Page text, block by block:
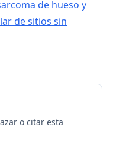
de hueso y
de sitios sin
o citar esta